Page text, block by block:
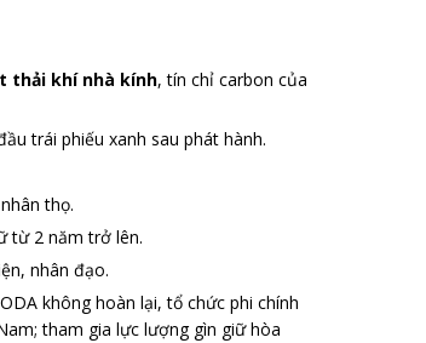
thải khí nhà kính, tín chỉ carbon của
trái phiếu xanh sau phát hành.
thọ.
từ 2 năm trở lên.
nhân đạo.
không hoàn lại, tổ chức phi chính
tham gia lực lượng gìn giữ hòa